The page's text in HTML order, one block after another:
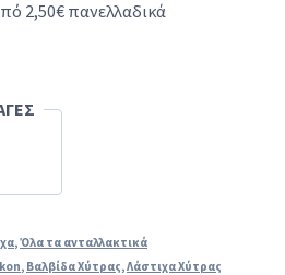
2,50€ πανελλαδικά
,Όλα τα ανταλλακτικά
, Βαλβίδα Χύτρας,Λάστιχα Χύτρας